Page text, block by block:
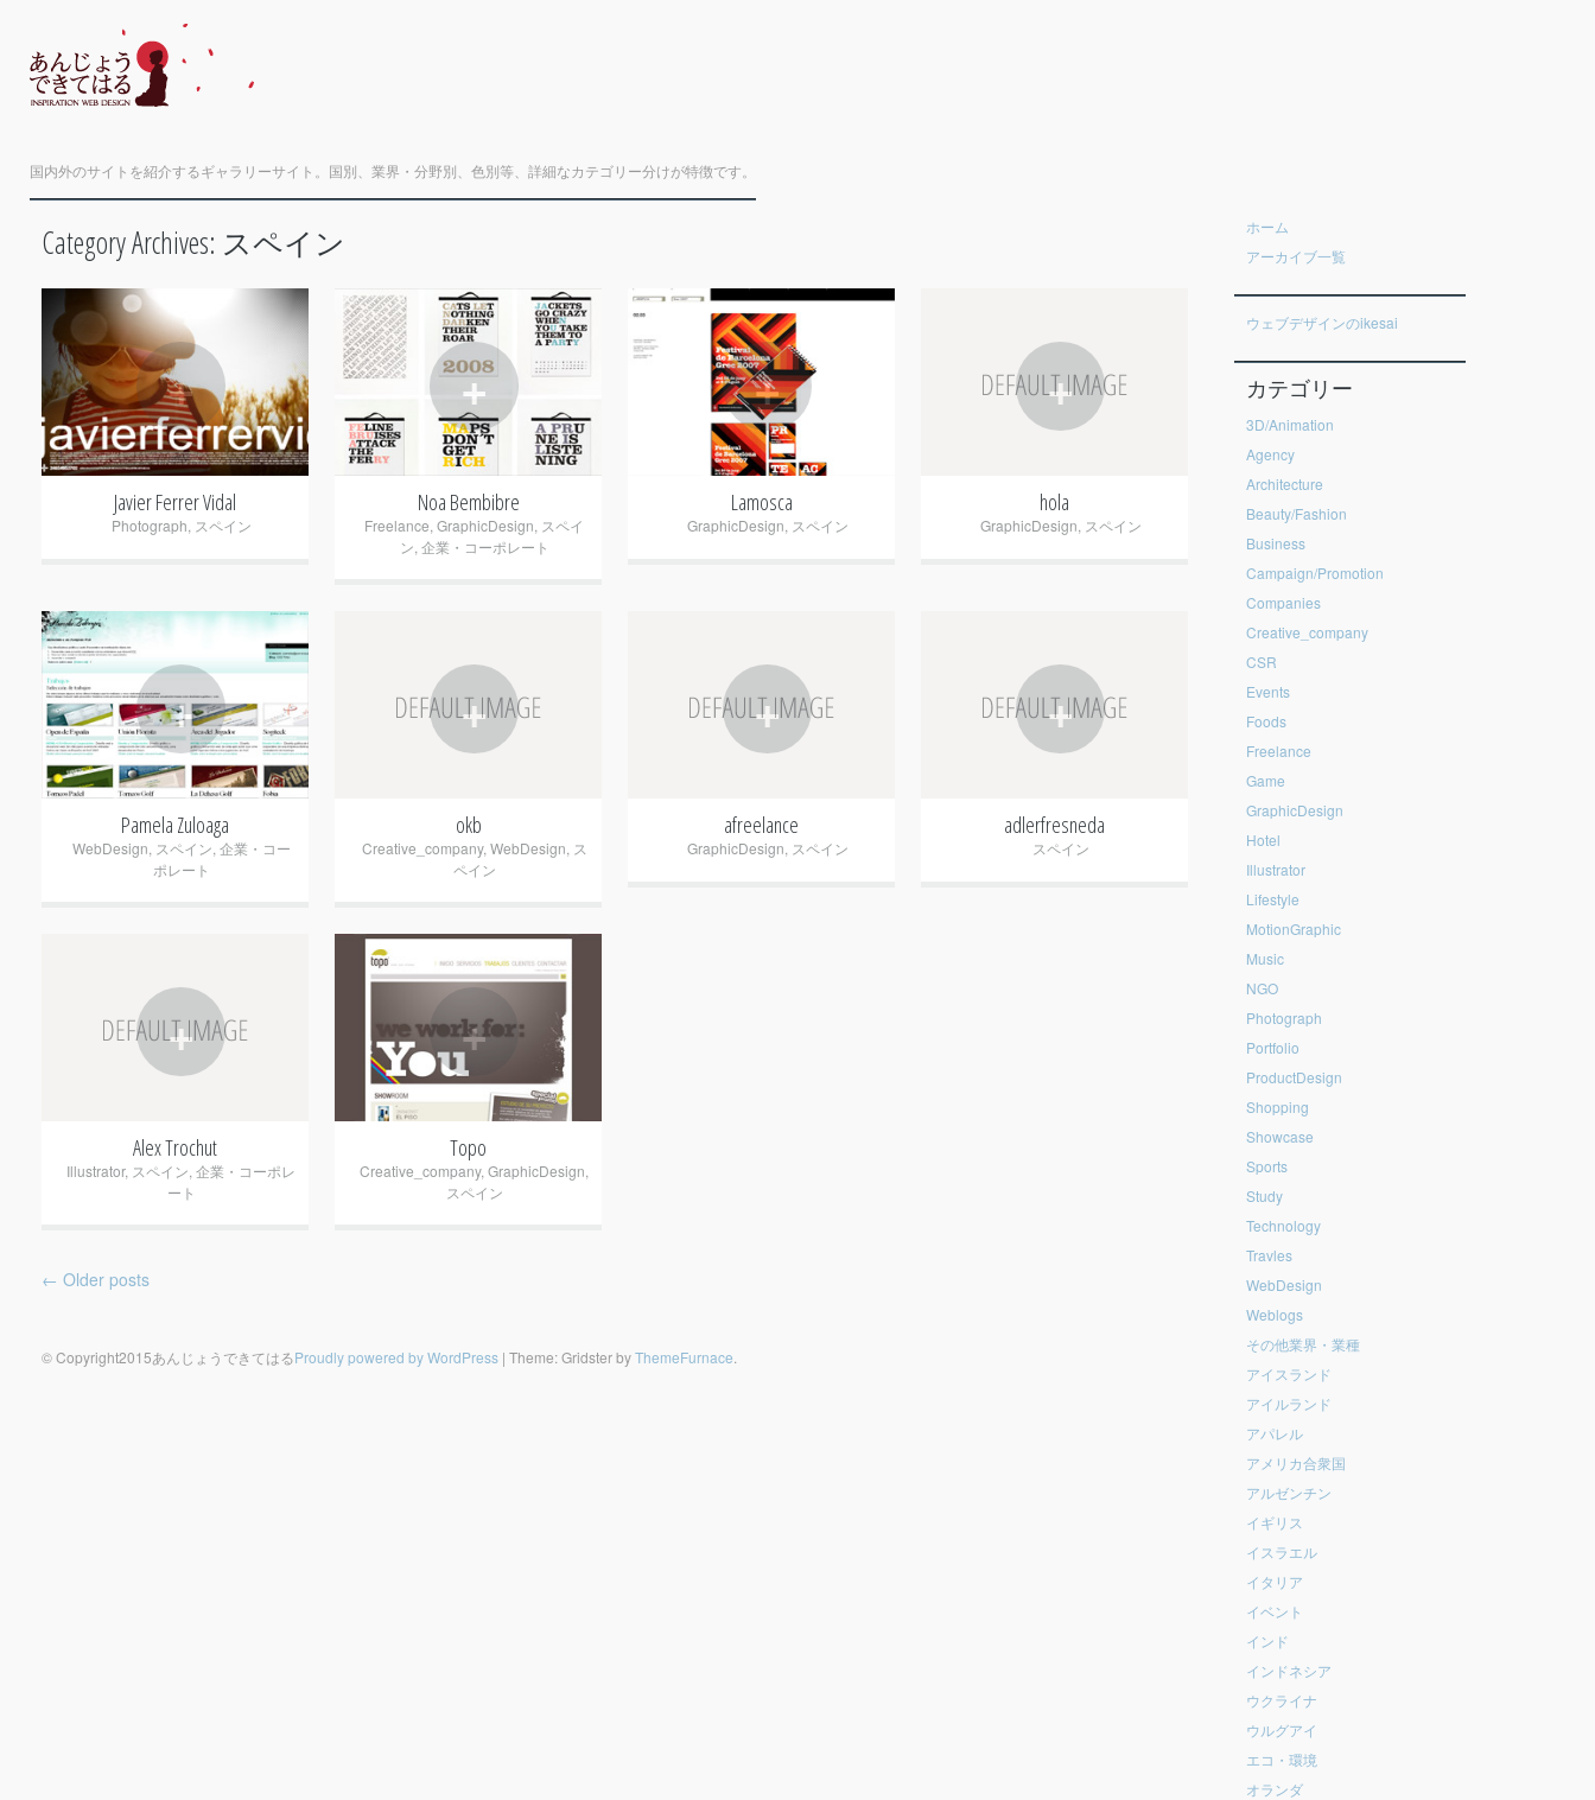
国内外のサイトを紹介するギャラリーサイト。国別、業界・分野別、色別等、詳細なカテゴリー分けが特徴です。
ホーム
アーカイブ一覧
ウェブデザインのikesai
カテゴリー
3D/Animation
Agency
Architecture
Beauty/Fashion
Business
Campaign/Promotion
Companies
Creative_company
CSR
Events
Foods
Freelance
Game
GraphicDesign
Hotel
Illustrator
Lifestyle
MotionGraphic
Music
NGO
Photograph
Portfolio
ProductDesign
Shopping
Showcase
Sports
Study
Technology
Travles
WebDesign
Weblogs
その他業界・業種
アイスランド
アイルランド
アパレル
アメリカ合衆国
アルゼンチン
イギリス
イスラエル
イタリア
イベント
インド
インドネシア
ウクライナ
ウルグアイ
エコ・環境
オランダ
Category Archives: スペイン
+
Javier Ferrer Vidal
Photograph スペイン
+
Noa Bembibre
Freelance GraphicDesign スペイ
ン 企業・コーポレート
+
Lamosca
GraphicDesign スペイン
+
hola
GraphicDesign スペイン
+
Pamela Zuloaga
WebDesign スペイン 企業・コー
ポレート
+
okb
Creative_company, WebDesign ス
ペイン
+
afreelance
GraphicDesign スペイン
+
adlerfresneda
スペイン
+
Alex Trochut
Illustrator, スペイン 企業・コーポレ
ート
+
Topo
Creative_company, GraphicDesign
スペイン
← Older posts
© Copyright2015あんじょうできてはるProudly powered by WordPress | Theme: Gridster byThemeFurnace